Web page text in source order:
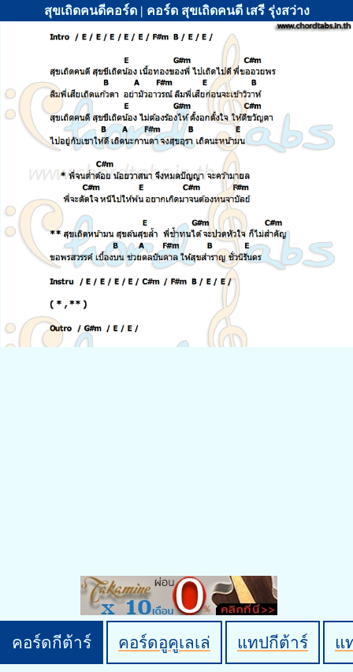
สุขเถิดคนดีคอร์ด | คอร์ด สุขเถิดคนดี เสรี รุ่งสว่าง
คอร์ดกีต้าร์ คอร์ดอูคูเลเล่ แทปกีต้าร์ แ